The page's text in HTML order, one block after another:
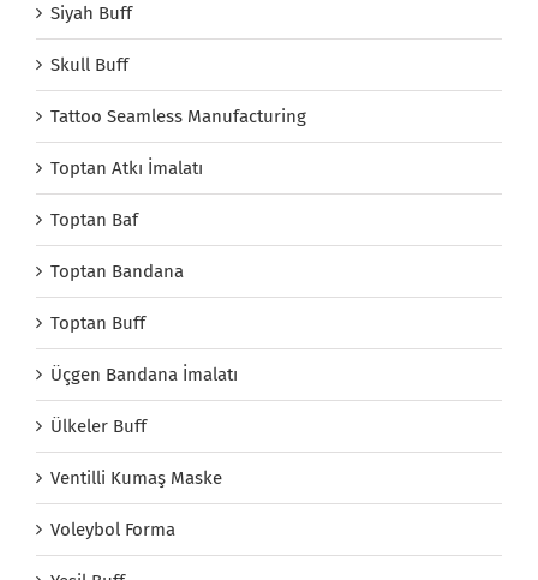
Siyah Buff
Skull Buff
Tattoo Seamless Manufacturing
Toptan Atkı İmalatı
Toptan Baf
Toptan Bandana
Toptan Buff
Üçgen Bandana İmalatı
Ülkeler Buff
Ventilli Kumaş Maske
Voleybol Forma